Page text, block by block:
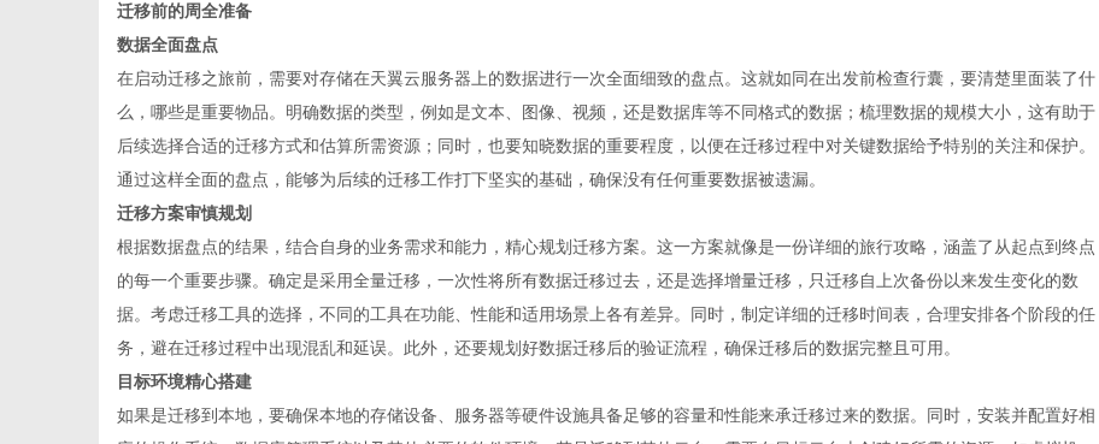
迁移前的周全准备
数据全面盘点
在启动迁移之旅前，需要对存储在天翼云服务器上的数据进行一次全面细致的盘点。这就如同在出发前检查行囊，要清楚里面装了什
么，哪些是重要物品。明确数据的类型，例如是文本、图像、视频，还是数据库等不同格式的数据；梳理数据的规模大小，这有助于
后续选择合适的迁移方式和估算所需资源；同时，也要知晓数据的重要程度，以便在迁移过程中对关键数据给予特别的关注和保护。
通过这样全面的盘点，能够为后续的迁移工作打下坚实的基础，确保没有任何重要数据被遗漏。
迁移方案审慎规划
根据数据盘点的结果，结合自身的业务需求和能力，精心规划迁移方案。这一方案就像是一份详细的旅行攻略，涵盖了从起点到终点
的每一个重要步骤。确定是采用全量迁移，一次性将所有数据迁移过去，还是选择增量迁移，只迁移自上次备份以来发生变化的数
据。考虑迁移工具的选择，不同的工具在功能、性能和适用场景上各有差异。同时，制定详细的迁移时间表，合理安排各个阶段的任
务，避在迁移过程中出现混乱和延误。此外，还要规划好数据迁移后的验证流程，确保迁移后的数据完整且可用。
目标环境精心搭建
如果是迁移到本地，要确保本地的存储设备、服务器等硬件设施具备足够的容量和性能来承迁移过来的数据。同时，安装并配置好相